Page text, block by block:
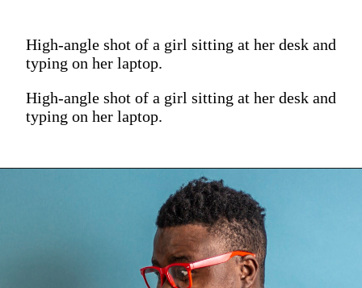
High-angle shot of a girl sitting at her desk and
typing on her laptop.
High-angle shot of a girl sitting at her desk and
typing on her laptop.